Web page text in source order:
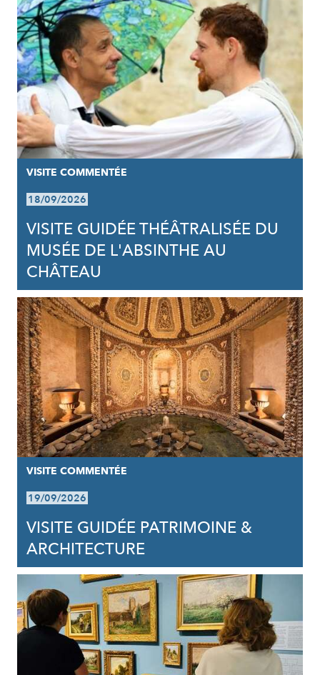
VISITE COMMENTÉE
18/09/2026
VISITE GUIDÉE THÉÂTRALISÉE DU
MUSÉE DE L'ABSINTHE AU
CHÂTEAU
VISITE COMMENTÉE
19/09/2026
VISITE GUIDÉE PATRIMOINE &
ARCHITECTURE